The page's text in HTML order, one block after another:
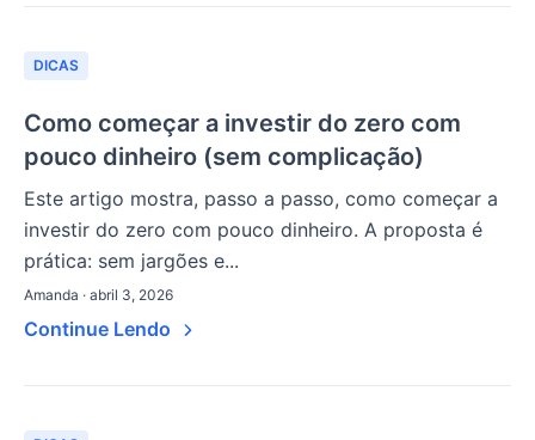
DICAS
Como começar a investir do zero com
pouco dinheiro (sem complicação)
Este artigo mostra, passo a passo, como começar a
investir do zero com pouco dinheiro. A proposta é
prática: sem jargões e...
Amanda · abril 3, 2026
Continue Lendo